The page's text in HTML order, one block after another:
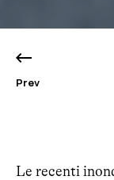
Prev
Le recenti